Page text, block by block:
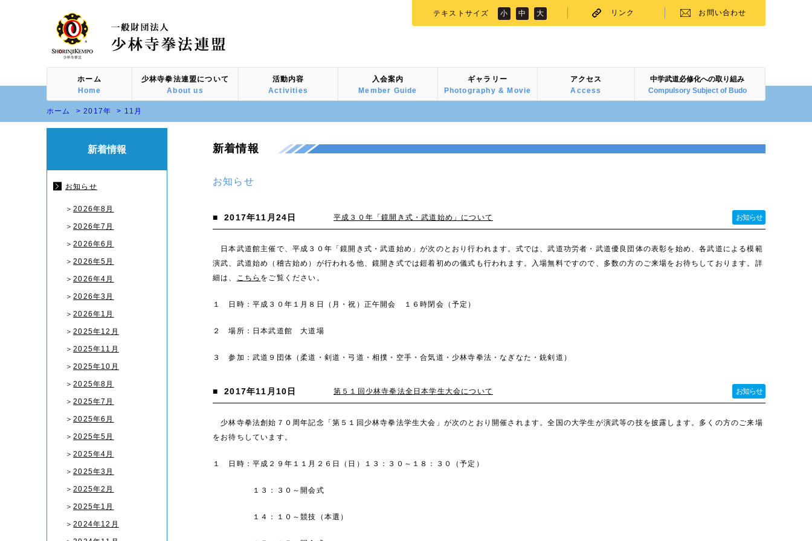
テキストサイズ 小 中 大 リンク お問い合わせ
ホーム
Home
少林寺拳法連盟について
About us
活動内容
Activities
入会案内
Member Guide
ギャラリー
Photography & Movie
アクセス
Access
中学武道必修化への取り組み
Compulsory Subject of Budo
ホーム >2017年 > 11月
新着情報
お知らせ
＞2026年8月
＞2026年7月
＞2026年6月
＞2026年5月
＞2026年4月
＞2026年3月
＞2026年1月
＞2025年12月
＞2025年11月
＞2025年10月
＞2025年8月
＞2025年7月
＞2025年6月
＞2025年5月
＞2025年4月
＞2025年3月
＞2025年2月
＞2025年1月
＞2024年12月
新着情報
お知らせ
■ 2017年11月24日 平成３０年「鏡開き式・武道始め」について お知らせ
日本武道館主催で、平成３０年「鏡開き式・武道始め」が次のとおり行われます。式では、武道功労者・武道優良団体の表彰を始め、各武道による模範
演武、武道始め（稽古始め）が行われる他、鏡開き式では鎧着初めの儀式も行われます。入場無料ですので、多数の方のご来場をお待ちしております。詳
細は、 こちら をご覧ください。
１ 日時：平成３０年１月８日（月・祝）正午開会 １６時閉会（予定）
２ 場所：日本武道館 大道場
３ 参加：武道９団体（柔道・剣道・弓道・相撲・空手・合気道・少林寺拳法・なぎなた・銃剣道）
■ 2017年11月10日 第５１回少林寺拳法全日本学生大会について お知らせ
少林寺拳法創始７０周年記念「第５１回少林寺拳法学生大会」が次のとおり開催されます。全国の大学生が演武等の技を披露します。多くの方のご来場
をお待ちしています。
１ 日時：平成２９年１１月２６日（日）１３：３０～１８：３０（予定）
１３：３０～開会式
１４：１０～競技（本選）